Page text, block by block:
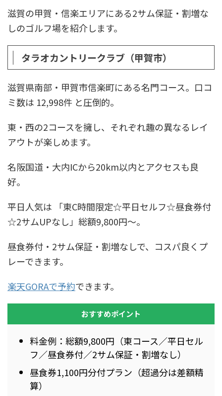
滋賀の甲賀・信楽エリアにある2サム保証・割増な
しのゴルフ場を紹介します。
タラオカントリークラブ（甲賀市）
滋賀県南部・甲賀市信楽町にある名門コース。口コ
ミ数は 12,998件 と圧倒的。
東・西の2コースを擁し、それぞれ趣の異なるレイ
アウトが楽しめます。
名阪国道・大内ICから20km以内とアクセスも良
好。
平日人気は 「東C時間限定☆平日セルフ☆昼食券付
☆2サムUPなし」総額9,800円〜。
昼食券付・2サム保証・割増なしで、コスパ良くプ
レーできます。
楽天GORAで予約できます。
おすすめポイント
料金例：総額9,800円（東コース／平日セル
フ／昼食券付／2サム保証・割増なし）
昼食券1,100円分付プラン（超過分は差額精
算）